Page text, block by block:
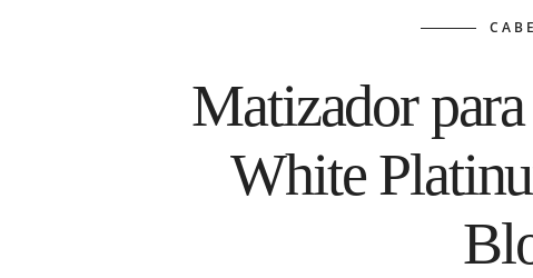
Matizador
White